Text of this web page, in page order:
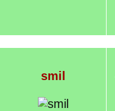
smil